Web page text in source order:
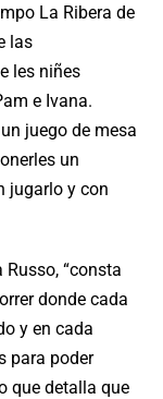
La Ribera de
las
les niñes
e Ivana.
juego de mesa
un
jugarlo y con
“consta
donde cada
y en cada
para poder
que detalla que